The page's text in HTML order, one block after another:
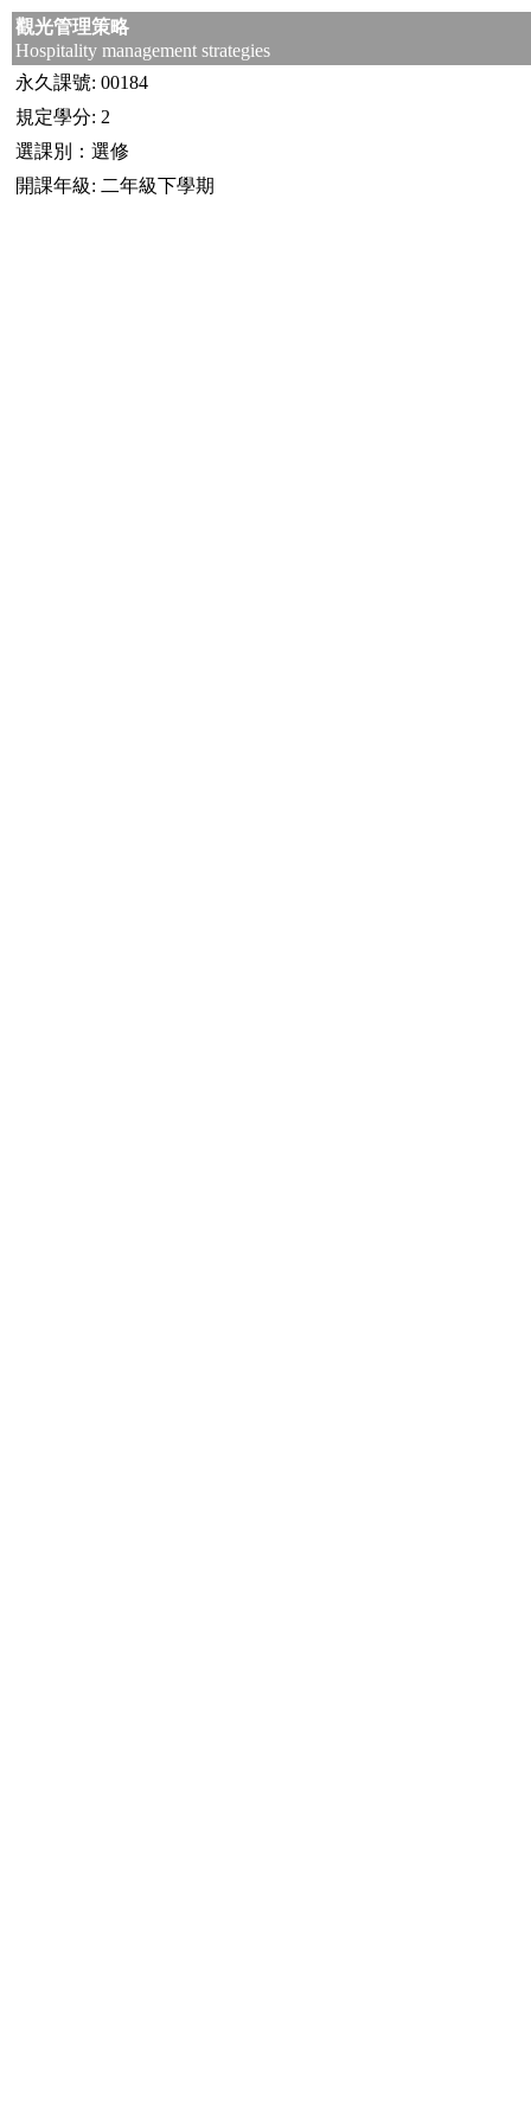
觀光管理策略
Hospitality management strategies
永久課號: 00184
規定學分: 2
選課別：選修
開課年級: 二年級下學期